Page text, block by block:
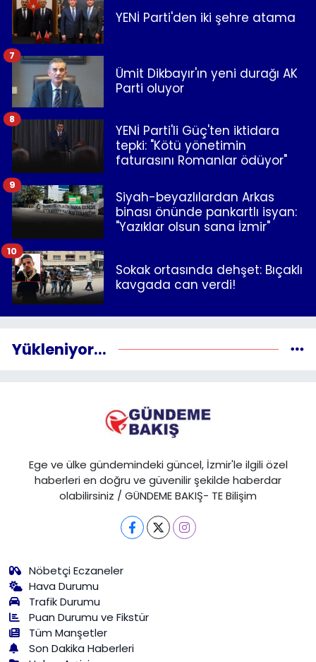
YENİ Parti'den iki şehre atama
Ümit Dikbayır'ın yeni durağı AK
Parti oluyor
7
YENİ Parti'li Güç'ten iktidara
tepki: "Kötü yönetimin
faturasını Romanlar ödüyor"
8
Siyah-beyazlılardan Arkas
binası önünde pankartlı isyan:
"Yazıklar olsun sana İzmir"
9
Sokak ortasında dehşet: Bıçaklı
kavgada can verdi!
10
Yükleniyor...
Ege ve ülke gündemindeki güncel, İzmir'le ilgili özel
haberleri en doğru ve güvenilir şekilde haberdar
olabilirsiniz / GÜNDEME BAKIŞ- TE Bilişim
Nöbetçi Eczaneler
Hava Durumu
Trafik Durumu
Puan Durumu ve Fikstür
Tüm Manşetler
Son Dakika Haberleri